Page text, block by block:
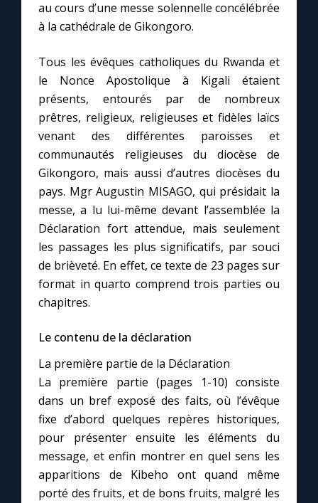
au cours d’une messe solennelle concélébrée
à la cathédrale de Gikongoro.
Tous les évêques catholiques du Rwanda et
le Nonce Apostolique à Kigali étaient
présents, entourés par de nombreux
prêtres, religieux, religieuses et fidèles laïcs
venant des différentes paroisses et
communautés religieuses du diocèse de
Gikongoro, mais aussi d’autres diocèses du
pays. Mgr Augustin MISAGO, qui présidait la
messe, a lu lui-même devant l’assemblée la
Déclaration fort attendue, mais seulement
les passages les plus significatifs, par souci
de brièveté. En effet, ce texte de 23 pages sur
format in quarto comprend trois parties ou
chapitres.
Le contenu de la déclaration
La première partie de la Déclaration
La première partie (pages 1-10) consiste
dans un bref exposé des faits, où l’évêque
fixe d’abord quelques repères historiques,
pour présenter ensuite les éléments du
message, et enfin montrer en quel sens les
apparitions de Kibeho ont quand même
porté des fruits, et de bons fruits, malgré les